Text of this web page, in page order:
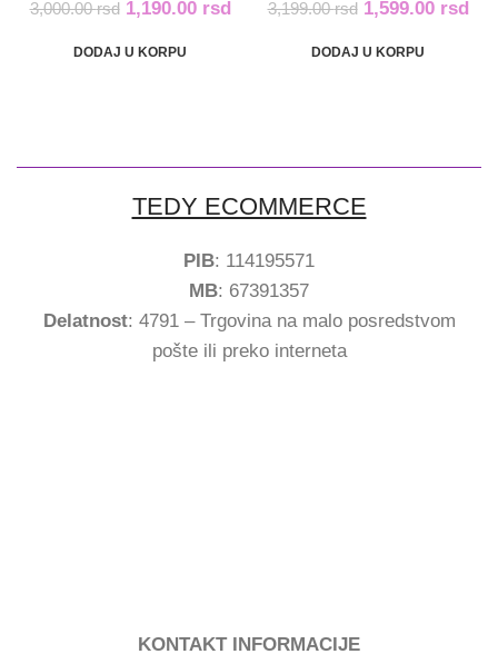
3,000.00rsd 1,190.00 rsd
DODAJ U KORPU
3,199.00rsd 1,599.00 rsd
DODAJ U KORPU
TEDY ECOMMERCE
PIB: 114195571
MB: 67391357
Delatnost: 4791 – Trgovina na malo posredstvom
pošte ili preko interneta
KONTAKT INFORMACIJE